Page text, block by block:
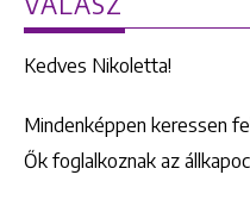
Kedves Nikoletta!
Mindenképpen keressen
Ők foglalkoznak az